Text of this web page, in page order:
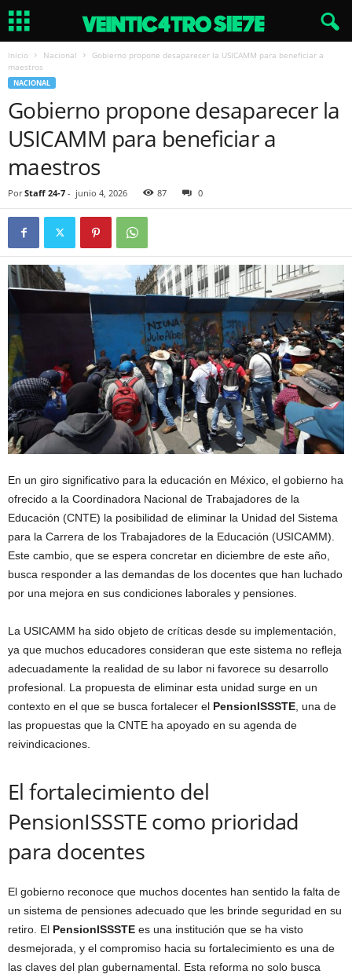
Inicio Nacional
Gobierno propone desaparecer la USICAMM para beneficiar a
maestros
NACIONAL
Gobierno propone desaparecer la
USICAMM para beneficiar a
maestros
Por Staff 24-7 - junio 4, 2026 87 0
En un giro significativo para la educación en México, el gobierno ha
ofrecido a la Coordinadora Nacional de Trabajadores de la
Educación (CNTE) la posibilidad de eliminar la Unidad del Sistema
para la Carrera de los Trabajadores de la Educación (USICAMM).
Este cambio, que se espera concretar en diciembre de este año,
busca responder a las demandas de los docentes que han luchado
por una mejora en sus condiciones laborales y pensiones.
La USICAMM ha sido objeto de críticas desde su implementación,
ya que muchos educadores consideran que este sistema no refleja
adecuadamente la realidad de su labor ni favorece su desarrollo
profesional. La propuesta de eliminar esta unidad surge en un
contexto en el que se busca fortalecer el PensionISSSTE , una de
las propuestas que la CNTE ha apoyado en su agenda de
reivindicaciones.
El fortalecimiento del
PensionISSSTE como prioridad
para docentes
El gobierno reconoce que muchos docentes han sentido la falta de
un sistema de pensiones adecuado que les brinde seguridad en su
retiro. El PensionISSSTE es una institución que se ha visto
desmejorada, y el compromiso hacia su fortalecimiento es una de
las claves del plan gubernamental. Esta reforma no solo busca